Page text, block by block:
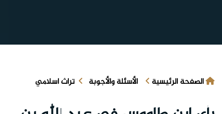
الصفحة الرئيسية الأسئلة والأجوبة تراث اسلامي